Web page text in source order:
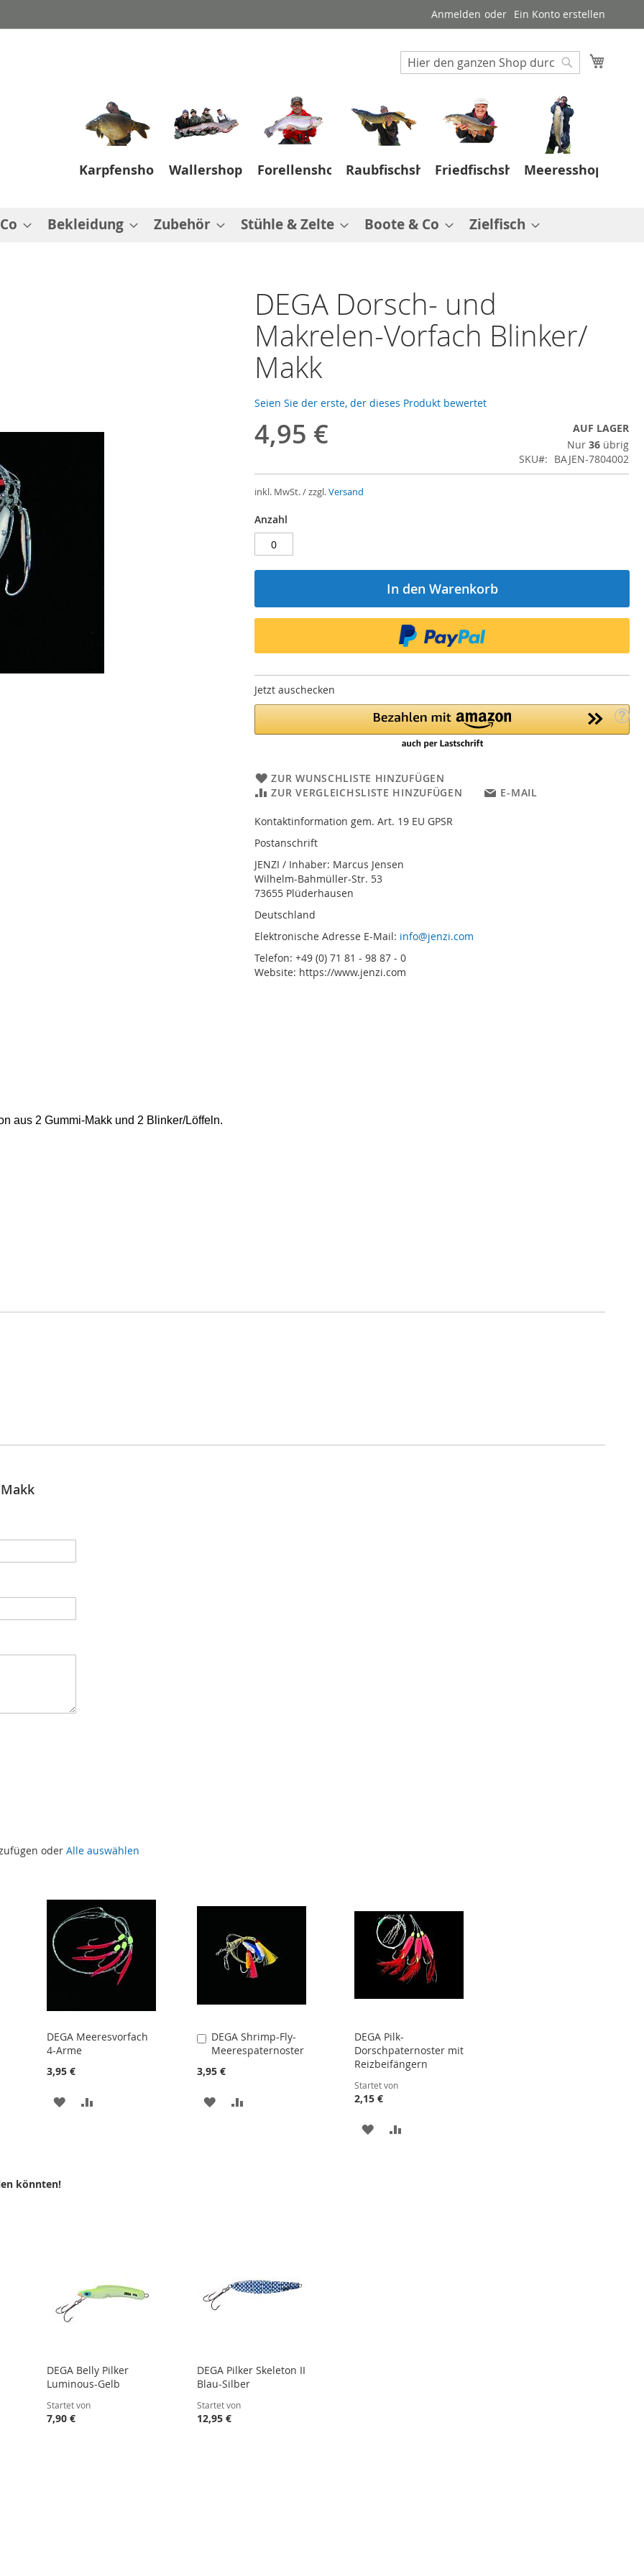
Anmelden Ein Konto erstellen
Suche
Suche
Karpfenshop Wallershop Forellenshop RaubfischshopFriedfischshopMeeresshop
Bekleidung Zubehör Stühle & Zelte Boote & Co Zielfisch
DEGA Dorsch- und
Makrelen-Vorfach Blinker/
Makk
Seien Sie der erste, der dieses Produkt bewertet
4,95 €
AUF LAGER
Nur36 übrig
SKU
BAJEN-7804002
inkl. MwSt. / zzgl.Versand
Anzahl
In den Warenkorb
Jetzt auschecken
ZUR WUNSCHLISTE HINZUFÜGEN
ZUR VERGLEICHSLISTE HINZUFÜGEN
E-MAIL
Kontaktinformation gem. Art. 19 EU GPSR
Postanschrift
JENZI / Inhaber: Marcus Jensen
Wilhelm-Bahmüller-Str. 53
73655 Plüderhausen
Deutschland
Elektronische Adresse E-Mail: info@jenzi.com
Telefon: +49 (0) 71 81 - 98 87 - 0
Website: https://www.jenzi.com
aus 2 Gummi-Makk und 2 Blinker/Löffeln.
Blinker/ Makk
oder Alle auswählen
DEGA Meeresvorfach
4-Arme
3,95 €
ZUR
DEGA Shrimp-Fly-
Meerespaternoster
3,95 €
In
den
ZUR
DEGA Pilk-
Dorschpaternoster mit
Reizbeifängern
Startet von
2,15 €
ZUR ZUR
könnten!
DEGA Belly Pilker
Luminous-Gelb
Startet von
7,90 €
DEGA Pilker Skeleton II
Blau-Silber
Startet von
12,95 €